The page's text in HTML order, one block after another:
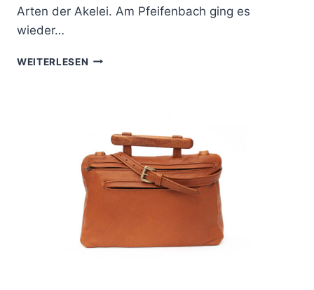
Arten der Akelei. Am Pfeifenbach ging es
wieder…
WEITERLESEN GRUPPEN
HARLYWALD